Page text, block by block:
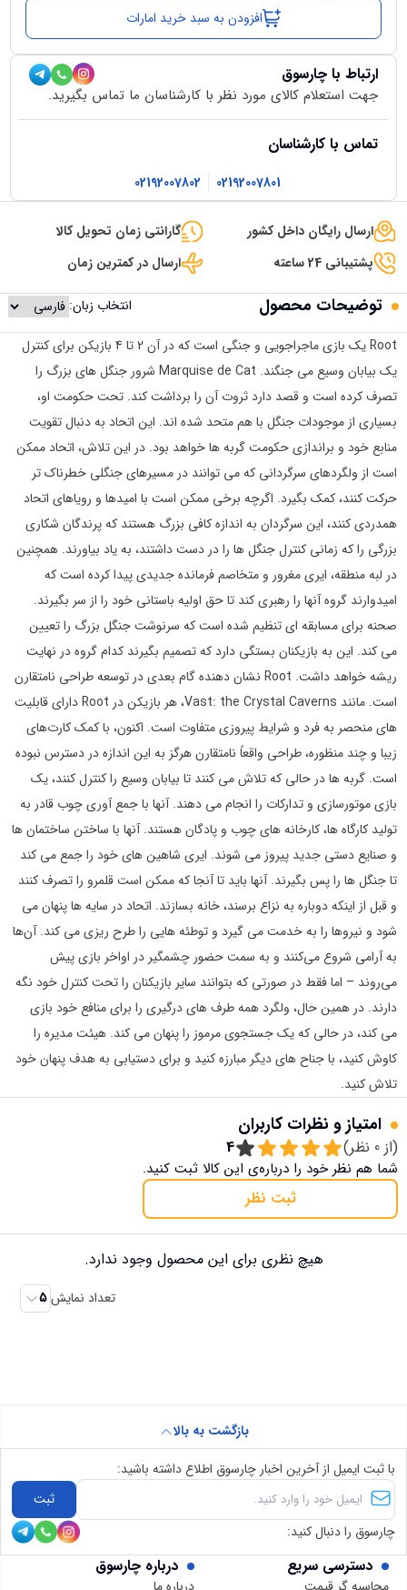
افزودن به سبد خرید امارات
ارتباط با چارسوق
جهت استعلام کالای مورد نظر با کارشناسان ما تماس بگیرید.
تماس با کارشناسان
02192007801
02192007802
ارسال رایگان داخل کشور
گارانتی زمان تحویل کالا
پشتیبانی 24 ساعته
ارسال در کمترین زمان
توضیحات محصول
انتخاب زبان:
Root یک بازی ماجراجویی و جنگی است که در آن 2 تا 4 بازیکن برای کنترل
یک بیابان وسیع می جنگند. Marquise de Cat شرور جنگل های بزرگ را
تصرف کرده است و قصد دارد ثروت آن را برداشت کند. تحت حکومت او،
بسیاری از موجودات جنگل با هم متحد شده اند. این اتحاد به دنبال تقویت
منابع خود و براندازی حکومت گربه ها خواهد بود. در این تلاش، اتحاد ممکن
است از ولگردهای سرگردانی که می توانند در مسیرهای جنگلی خطرناک تر
حرکت کنند، کمک بگیرد. اگرچه برخی ممکن است با امیدها و رویاهای اتحاد
همدردی کنند، این سرگردان به اندازه کافی بزرگ هستند که پرندگان شکاری
بزرگی را که زمانی کنترل جنگل ها را در دست داشتند، به یاد بیاورند. همچنین
در لبه منطقه، ایری مغرور و متخاصم فرمانده جدیدی پیدا کرده است که
امیدوارند گروه آنها را رهبری کند تا حق اولیه باستانی خود را از سر بگیرند.
صحنه برای مسابقه ای تنظیم شده است که سرنوشت جنگل بزرگ را تعیین
می کند. این به بازیکنان بستگی دارد که تصمیم بگیرند کدام گروه در نهایت
ریشه خواهد داشت. Root نشان دهنده گام بعدی در توسعه طراحی نامتقارن
است. مانند Vast: the Crystal Caverns، هر بازیکن در Root دارای قابلیت
های منحصر به فرد و شرایط پیروزی متفاوت است. اکنون، با کمک کارت‌های
زیبا و چند منظوره، طراحی واقعاً نامتقارن هرگز به این اندازه در دسترس نبوده
است. گربه ها در حالی که تلاش می کنند تا بیابان وسیع را کنترل کنند، یک
بازی موتورسازی و تدارکات را انجام می دهند. آنها با جمع آوری چوب قادر به
تولید کارگاه ها، کارخانه های چوب و پادگان هستند. آنها با ساختن ساختمان ها
و صنایع دستی جدید پیروز می شوند. ایری شاهین های خود را جمع می کند
تا جنگل ها را پس بگیرند. آنها باید تا آنجا که ممکن است قلمرو را تصرف کنند
و قبل از اینکه دوباره به نزاع برسند، خانه بسازند. اتحاد در سایه ها پنهان می
شود و نیروها را به خدمت می گیرد و توطئه هایی را طرح ریزی می کند. آن‌ها
به آرامی شروع می‌کنند و به سمت حضور چشمگیر در اواخر بازی پیش
می‌روند – اما فقط در صورتی که بتوانند سایر بازیکنان را تحت کنترل خود نگه
دارند. در همین حال، ولگرد همه طرف های درگیری را برای منافع خود بازی
می کند، در حالی که یک جستجوی مرموز را پنهان می کند. هیئت مدیره را
کاوش کنید، با جناح های دیگر مبارزه کنید و برای دستیابی به هدف پنهان خود
تلاش کنید.
امتیاز و نظرات کاربران
(از 0 نظر) 4
شما هم نظر خود را درباره‌ی این کالا ثبت کنید.
ثبت نظر
هیچ نظری برای این محصول وجود ندارد.
تعداد نمایش 5
دسترسی سریع درباره چارسوق
بازگشت به بالا
با ثبت ایمیل از آخرین اخبار چارسوق اطلاع داشته باشید:
ثبت
چارسوق را دنبال کنید: